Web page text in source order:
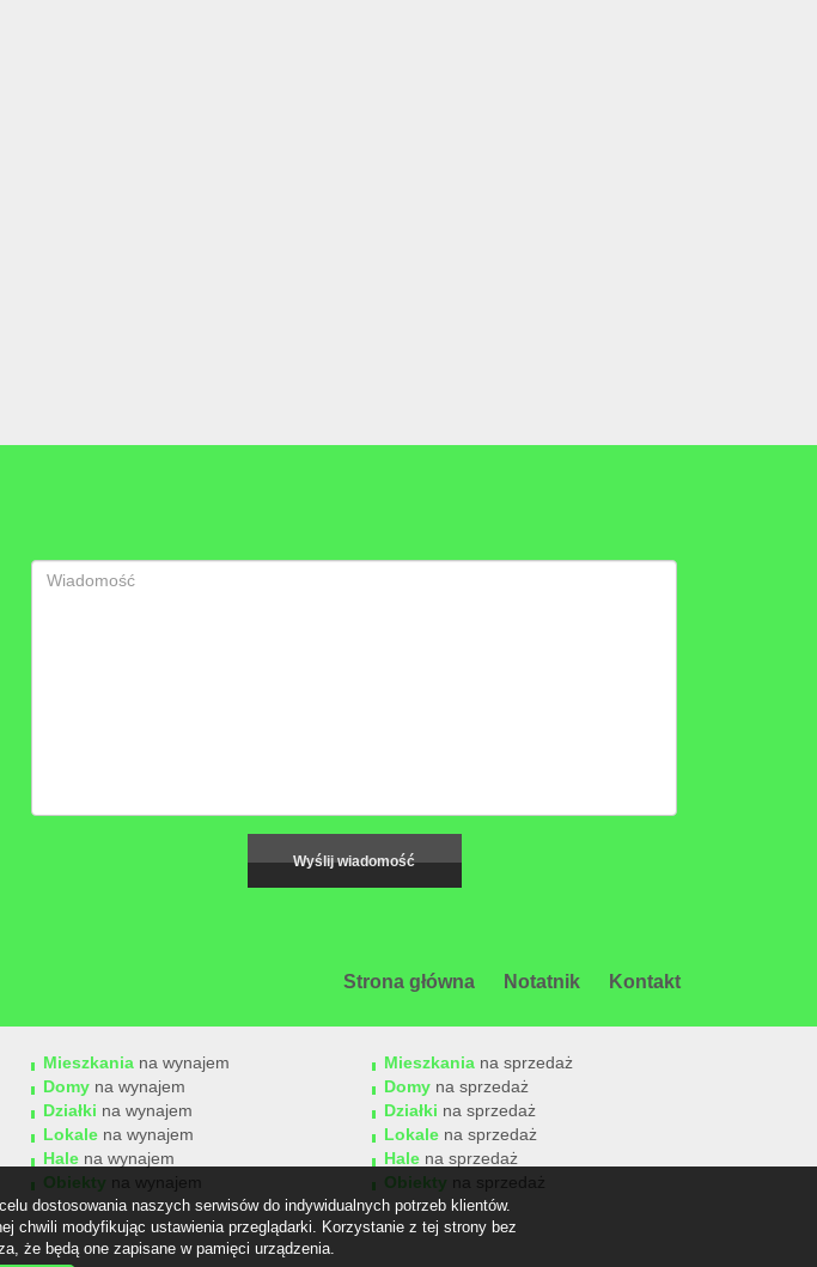
Strona główna Notatnik Kontakt
Mieszkania na wynajem
Domy na wynajem
Działki na wynajem
Lokale na wynajem
Hale na wynajem
Obiekty na wynajem
Mieszkania na sprzedaż
Domy na sprzedaż
Działki na sprzedaż
Lokale na sprzedaż
Hale na sprzedaż
Obiekty na sprzedaż
dostosowania naszych serwisów do indywidualnych potrzeb klientów.
chwili modyfikując ustawienia przeglądarki. Korzystanie z tej strony bez
że będą one zapisane w pamięci urządzenia.